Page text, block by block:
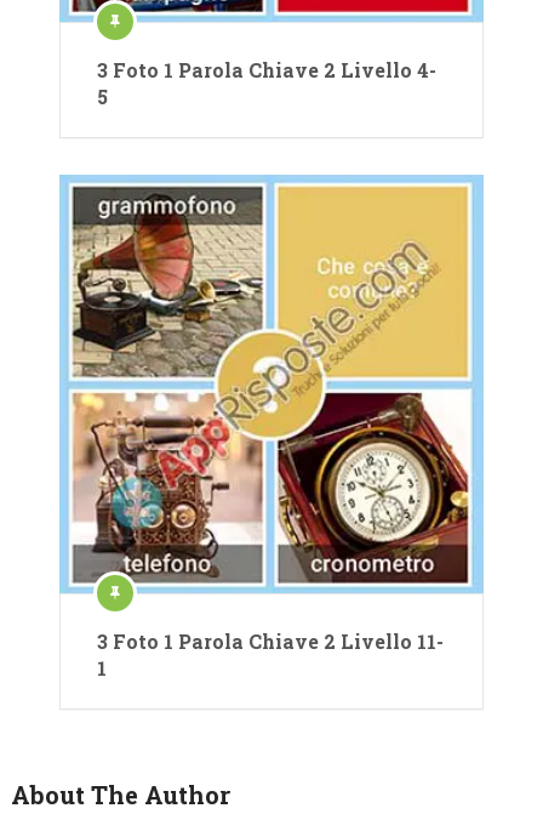
3 Foto 1 Parola Chiave 2 Livello 4-
5
3 Foto 1 Parola Chiave 2 Livello 11-
1
About The Author